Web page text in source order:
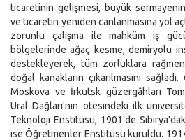
ticaretinin gelişmesi, büyük
ve ticaretin yeniden canlanmasına yol
zorunlu çalışma ile mahküm iş
bölgelerinde ağaç kesme, demiryolu
destekleyerek, tüm zorluklara
doğal kanakların çıkarılmasını
Moskova ve İrkutsk güzergâhları
Ural Dağları'nın ötesindeki ilk
Teknoloji Enstitüsü, 1901'de
ise Öğretmenler Enstitüsü kuruldu.